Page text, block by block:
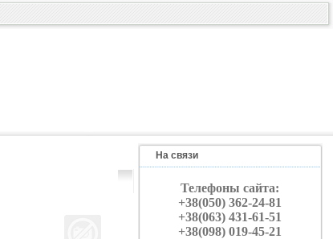
На связи
Телефоны сайта:
+38(050) 362-24-81
+38(063) 431-61-51
+38(098) 019-45-21